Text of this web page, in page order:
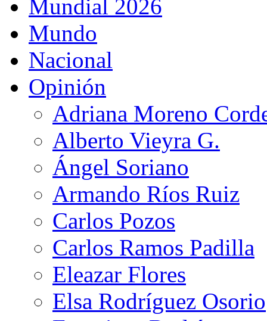
Mundial 2026
Mundo
Nacional
Opinión
Adriana Moreno
Alberto Vieyra G.
Ángel Soriano
Armando Ríos Ruiz
Carlos Pozos
Carlos Ramos Padilla
Eleazar Flores
Elsa Rodríguez Osorio